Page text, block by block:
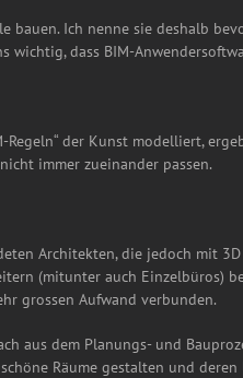
Ich nenne sie deshalb
wichtig, dass BIM-
der Kunst modelliert,
immer zueinander passen.
Architekten, die jedoch mit
(mitunter auch Einzelbüros)
grossen Aufwand verbunden.
aus dem Planungs- und
Räume gestalten und